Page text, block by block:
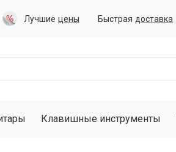
Лучшие цены Быстрая доставка
Клавишные инструменты